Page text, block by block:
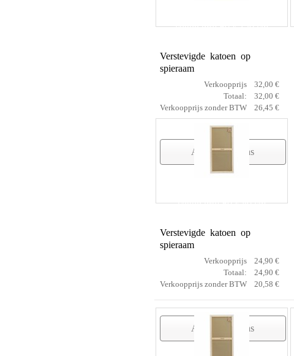
cotton prof 60 x 120 cm
Verstevigde katoen op
spieraam
Verkoopprijs
32,00 €
Totaal:
32,00 €
Verkoopprijs zonder BTW
26,45 €
Artikelgegevens
cotton prof 60 x 80 cm
Verstevigde katoen op
spieraam
Verkoopprijs
24,90 €
Totaal:
24,90 €
Verkoopprijs zonder BTW
20,58 €
Artikelgegevens